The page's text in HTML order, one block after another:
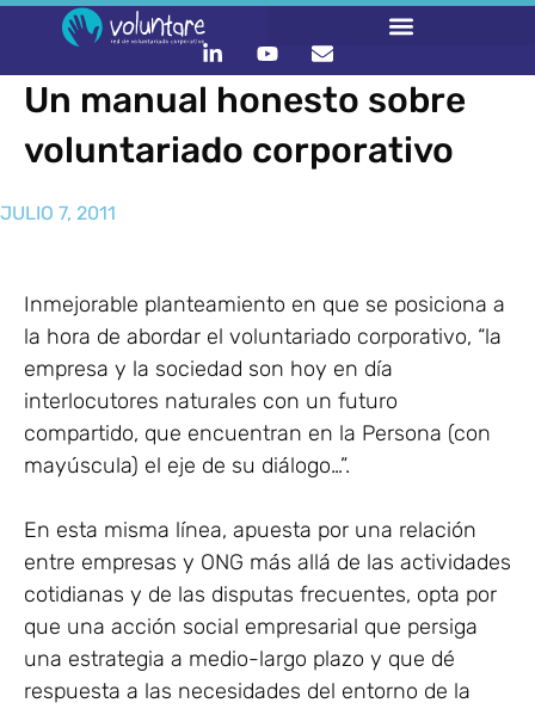
Un manual honesto sobre
voluntariado corporativo
JULIO 7, 2011
Inmejorable planteamiento en que se posiciona a
la hora de abordar el voluntariado corporativo, “la
empresa y la sociedad son hoy en día
interlocutores naturales con un futuro
compartido, que encuentran en la Persona (con
mayúscula) el eje de su diálogo…”.
En esta misma línea, apuesta por una relación
entre empresas y ONG más allá de las actividades
cotidianas y de las disputas frecuentes, opta por
que una acción social empresarial que persiga
una estrategia a medio-largo plazo y que dé
respuesta a las necesidades del entorno de la